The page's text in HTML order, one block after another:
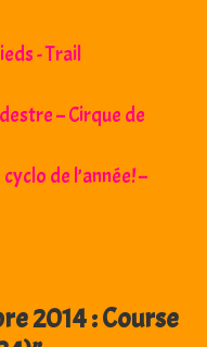
- Trail
– Cirque de
de l’année! –
2014 : Course